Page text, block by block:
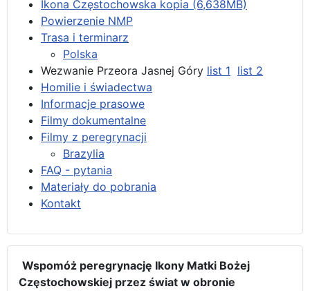
Ikona Częstochowska kopia (6,638MB)
Powierzenie NMP
Trasa i terminarz
Polska
Wezwanie Przeora Jasnej Góry list 1 list 2
Homilie i świadectwa
Informacje prasowe
Filmy dokumentalne
Filmy z peregrynacji
Brazylia
FAQ - pytania
Materiały do pobrania
Kontakt
Wspomóż peregrynację Ikony Matki Bożej
Częstochowskiej przez świat w obronie